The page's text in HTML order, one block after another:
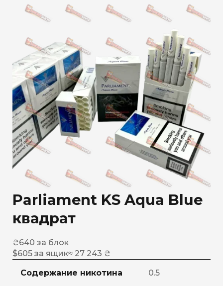
Parliament KS Aqua Blue
квадрат
₴640 за блок
$605 за ящик≈ 27 243 ₴
Содержание никотина 0.5